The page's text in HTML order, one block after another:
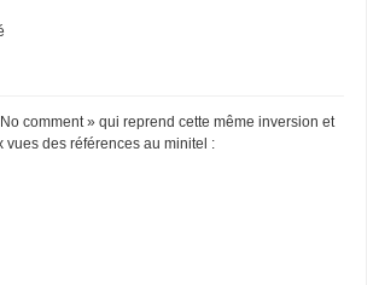
comment » qui reprend cette même inversion et
vues des références au minitel :